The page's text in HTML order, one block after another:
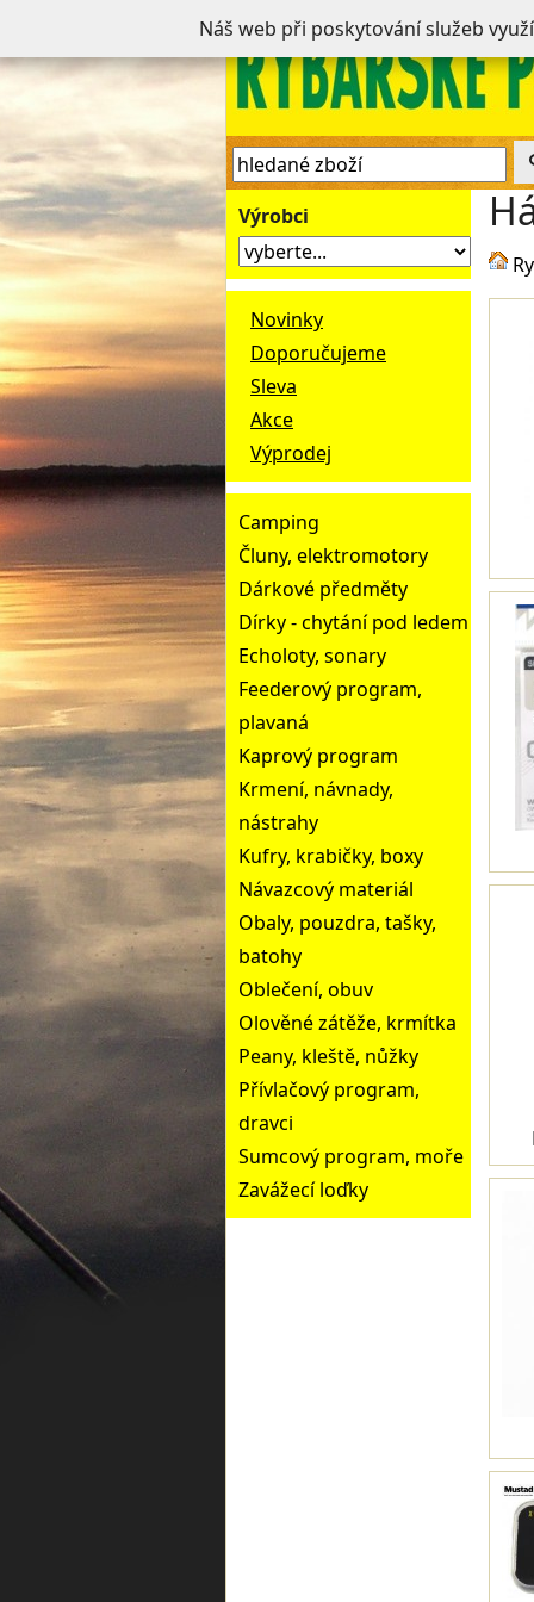
Výrobci
Novinky
Doporučujeme
Sleva
Akce
Výprodej
Camping
Čluny, elektromotory
Dárkové předměty
Dírky - chytání pod ledem
Echoloty, sonary
Feederový program,
plavaná
Kaprový program
Krmení, návnady,
nástrahy
Kufry, krabičky, boxy
Návazcový materiál
Obaly, pouzdra, tašky,
batohy
Oblečení, obuv
Olověné zátěže, krmítka
Peany, kleště, nůžky
Přívlačový program,
dravci
Sumcový program, moře
Zavážecí loďky
Náš web při poskytování služeb